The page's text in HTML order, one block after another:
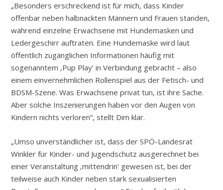
„Besonders erschreckend ist für mich, dass Kinder
offenbar neben halbnackten Männern und Frauen standen,
während einzelne Erwachsene mit Hundemasken und
Ledergeschirr auftraten. Eine Hundemaske wird laut
öffentlich zugänglichen Informationen häufig mit
sogenanntem ‚Pup Play‘ in Verbindung gebracht – also
einem einvernehmlichen Rollenspiel aus der Fetisch- und
BDSM-Szene. Was Erwachsene privat tun, ist ihre Sache.
Aber solche Inszenierungen haben vor den Augen von
Kindern nichts verloren“, stellt Dim klar.
„Umso unverständlicher ist, dass der SPÖ-Landesrat
Winkler für Kinder- und Jugendschutz ausgerechnet bei
einer Veranstaltung ‚mittendrin‘ gewesen ist, bei der
teilweise auch Kinder neben stark sexualisierten